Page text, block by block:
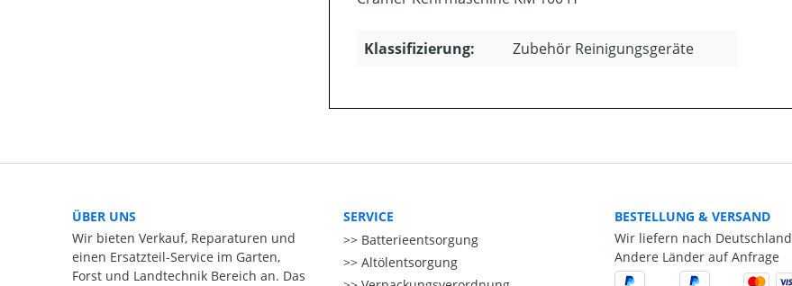
Klassifizierung: Zubehör Reinigungsgeräte
ÜBER UNS
Wir bieten Verkauf, Reparaturen und
einen Ersatzteil-Service im Garten,
Forst und Landtechnik Bereich an. Das
SERVICE
Batterieentsorgung
Altölentsorgung
BESTELLUNG & VERSAND
Wir liefern nach Deutschland
Andere Länder auf Anfrage